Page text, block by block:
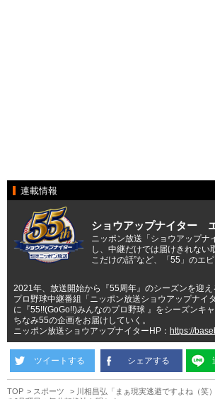
連載情報
ショウアップナイター
ニッポン放送「ショウアップナ
し、中継だけでは届けきれない
こだけの話”など、「55」のエ
2021年、放送開始から『55周年』のシーズンを迎
プロ野球中継番組「ニッポン放送ショウアップナイ
に『55!!(GoGo!!)みんなのプロ野球 』をシーズンキ
ちなみ55の企画をお届けしていく。
ニッポン放送ショウアップナイターHP： https://
ツイートする シェアする
TOP スポーツ
川相昌弘「まぁ現実逃避ですよね（